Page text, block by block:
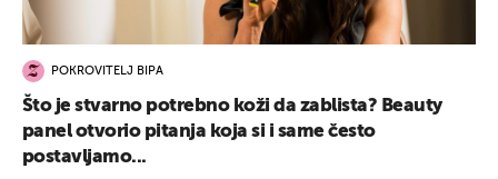
POKROVITELJ BIPA
Što je stvarno potrebno koži da zablista? Beauty
panel otvorio pitanja koja si i same često
postavljamo...